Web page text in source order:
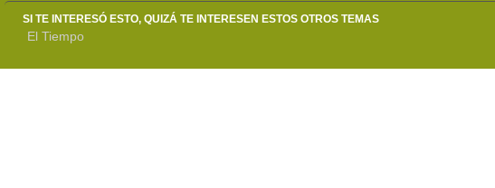
SI TE INTERESÓ ESTO, QUIZÁ TE INTERESEN ESTOS OTROS TEMAS
El Tiempo